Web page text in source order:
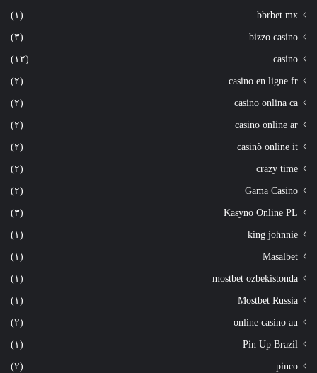
bbrbet mx (١)
bizzo casino (٣)
casino (١٢)
casino en ligne fr (٢)
casino onlina ca (٢)
casino online ar (٢)
casinò online it (٢)
crazy time (٢)
Gama Casino (٢)
Kasyno Online PL (٣)
king johnnie (١)
Masalbet (١)
mostbet ozbekistonda (١)
Mostbet Russia (١)
online casino au (٢)
Pin Up Brazil (١)
pinco (٢)